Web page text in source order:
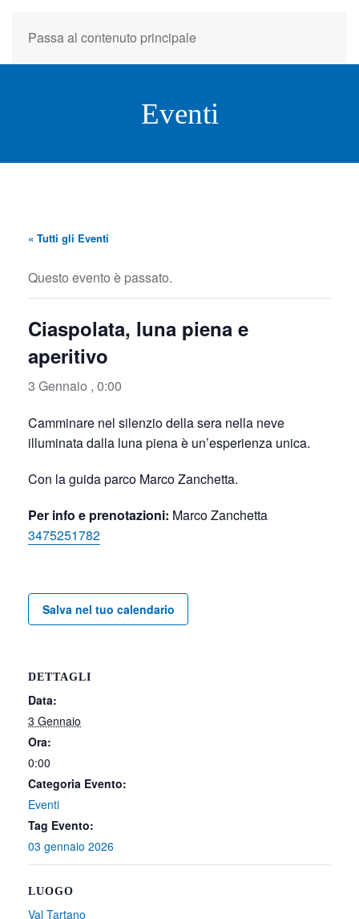
Passa al contenuto principale
Eventi
« Tutti gli Eventi
Questo evento è passato.
Ciaspolata, luna piena e
aperitivo
3 Gennaio , 0:00
Camminare nel silenzio della sera nella neve
illuminata dalla luna piena è un’esperienza unica.
Con la guida parco Marco Zanchetta.
Per info e prenotazioni: Marco Zanchetta
3475251782
Salva nel tuo calendario
DETTAGLI
Data:
3 Gennaio
Ora:
0:00
Categoria Evento:
Eventi
Tag Evento:
03 gennaio 2026
LUOGO
Val Tartano